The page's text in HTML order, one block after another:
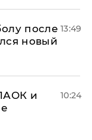
после
новый
13:49
и
10:24